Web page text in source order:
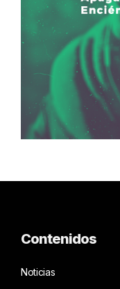
Contenidos
Noticias